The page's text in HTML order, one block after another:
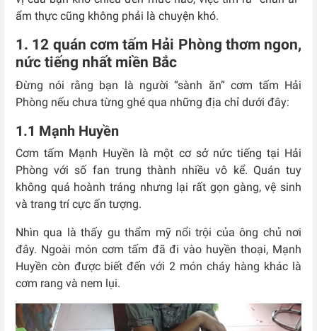
ẩm thực cũng không phải là chuyện khó.
1. 12 quán cơm tấm Hải Phòng thơm ngon,
nức tiếng nhất miền Bắc
Đừng nói rằng bạn là người “sành ăn” cơm tấm Hải
Phòng nếu chưa từng ghé qua những địa chỉ dưới đây:
1.1 Mạnh Huyền
Cơm tấm Mạnh Huyền là một cơ sở nức tiếng tại Hải
Phòng với số fan trung thành nhiều vô kể. Quán tuy
không quá hoành tráng nhưng lại rất gọn gàng, vệ sinh
và trang trí cực ấn tượng.
Nhìn qua là thấy gu thẩm mỹ nổi trội của ông chủ nơi
đây. Ngoài món cơm tấm đã đi vào huyền thoại, Mạnh
Huyền còn được biết đến với 2 món cháy hàng khác là
cơm rang và nem lụi.